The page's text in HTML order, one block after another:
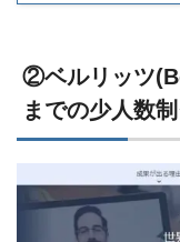
②ベルリッツ
までの少人数